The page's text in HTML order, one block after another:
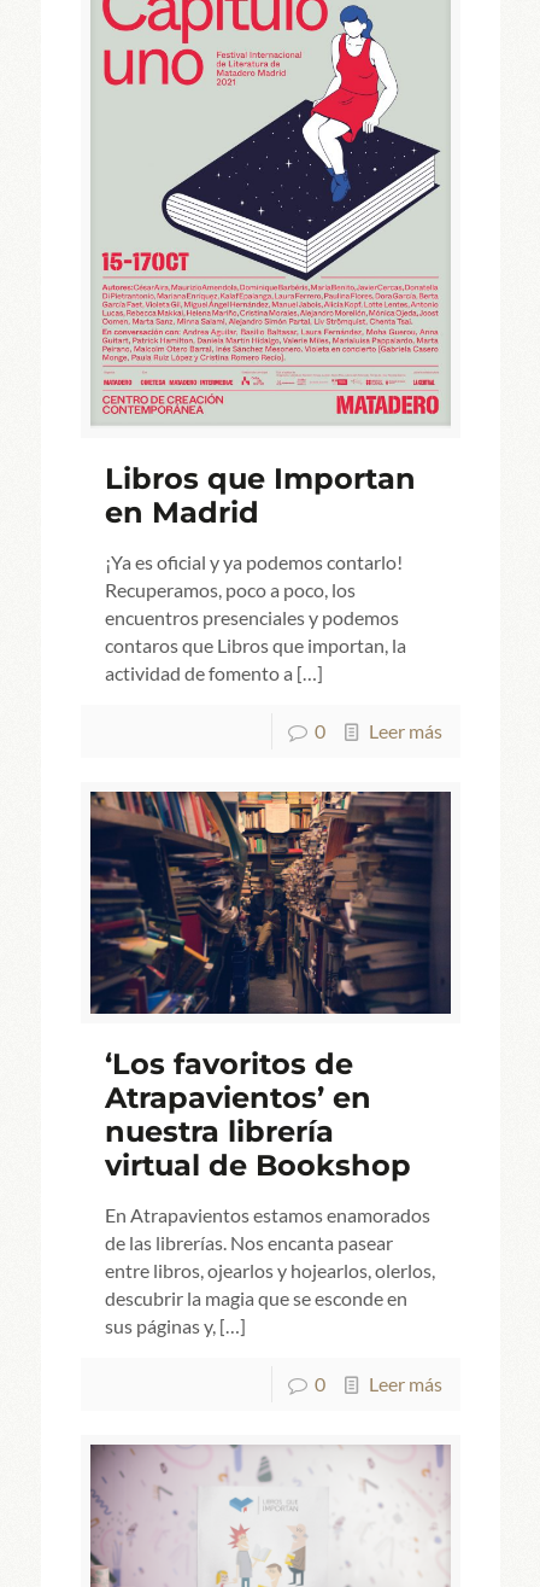
Libros que Importan
en Madrid
¡Ya es oficial y ya podemos contarlo!
Recuperamos, poco a poco, los
encuentros presenciales y podemos
contaros que Libros que importan, la
actividad de fomento a […]
0 Leer más
‘Los favoritos de
Atrapavientos’ en
nuestra librería
virtual de Bookshop
En Atrapavientos estamos enamorados
de las librerías. Nos encanta pasear
entre libros, ojearlos y hojearlos, olerlos,
descubrir la magia que se esconde en
sus páginas y,[…]
0 Leer más